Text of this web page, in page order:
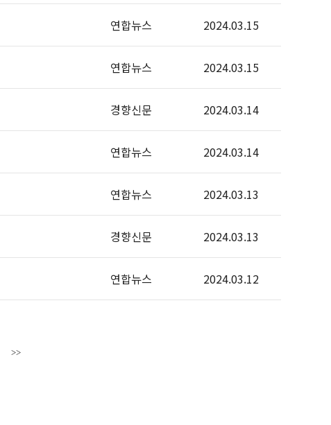
연합뉴스 2024.03.15
연합뉴스 2024.03.15
경향신문 2024.03.14
연합뉴스 2024.03.14
연합뉴스 2024.03.13
경향신문 2024.03.13
연합뉴스 2024.03.12